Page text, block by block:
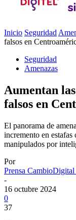
Inicio Seguridad
falsos en
Seguridad
Amenazas
Aumentan
falsos en
El panorama de
incremento en
manipulados por
Por
Prensa
-
16 octubre 2024
0
37